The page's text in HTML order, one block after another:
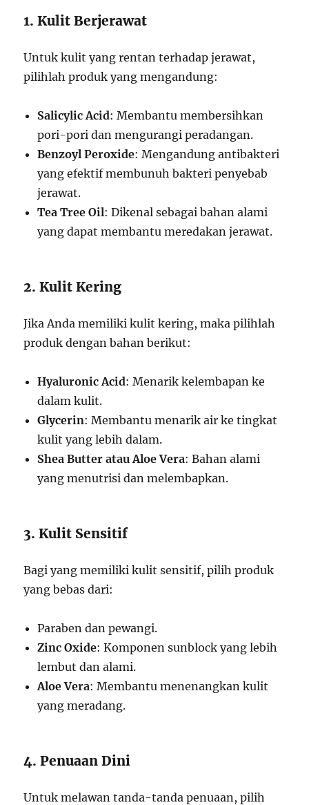
1. Kulit Berjerawat
Untuk kulit yang rentan terhadap jerawat,
pilihlah produk yang mengandung:
Salicylic Acid: Membantu membersihkan
pori-pori dan mengurangi peradangan.
Benzoyl Peroxide: Mengandung antibakteri
yang efektif membunuh bakteri penyebab
jerawat.
Tea Tree Oil: Dikenal sebagai bahan alami
yang dapat membantu meredakan jerawat.
2. Kulit Kering
Jika Anda memiliki kulit kering, maka pilihlah
produk dengan bahan berikut:
Hyaluronic Acid: Menarik kelembapan ke
dalam kulit.
Glycerin: Membantu menarik air ke tingkat
kulit yang lebih dalam.
Shea Butter atau Aloe Vera: Bahan alami
yang menutrisi dan melembapkan.
3. Kulit Sensitif
Bagi yang memiliki kulit sensitif, pilih produk
yang bebas dari:
Paraben dan pewangi.
Zinc Oxide: Komponen sunblock yang lebih
lembut dan alami.
Aloe Vera: Membantu menenangkan kulit
yang meradang.
4. Penuaan Dini
Untuk melawan tanda-tanda penuaan, pilih